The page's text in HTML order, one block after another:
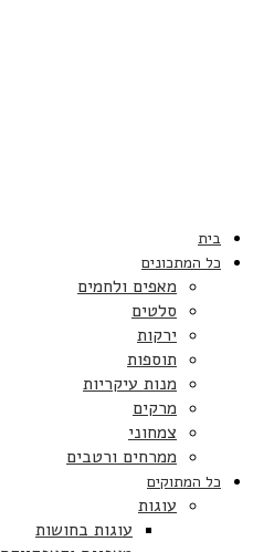
בית
כל המתכונים
מאפים ולחמים
סלטים
ירקות
תוספות
מנות עיקריות
מרקים
צמחוני
ממרחים ורטבים
כל המתוקים
עוגות
עוגות בחושות